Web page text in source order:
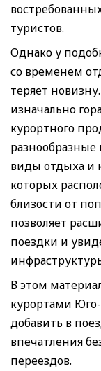
туристов.
Однако у
со временем
теряет
изначально
курортного
виды отдыха и
которых
близости от
позволяет
поездки и
В этом
курортами
добавить в
впечатления
переездов.